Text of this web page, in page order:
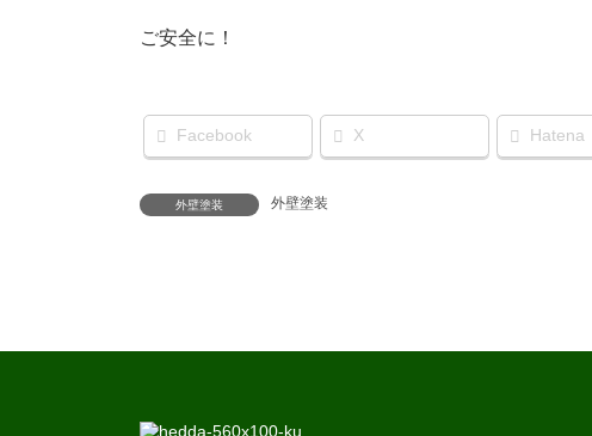
ご安全に！
Facebook X Hatena
外壁塗装 外壁塗装